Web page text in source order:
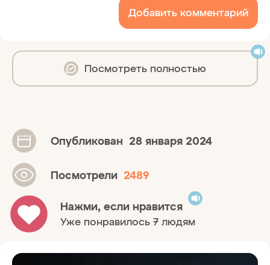
Добавить комментарий
Посмотреть полностью
Опубликован 28 января 2024
Посмотрели 2489
Нажми, если нравится
Уже понравилось 7 людям